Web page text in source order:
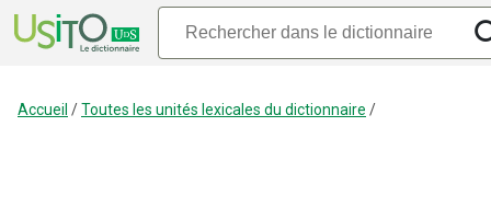
Accueil /Toutes les unités lexicales du dictionnaire /